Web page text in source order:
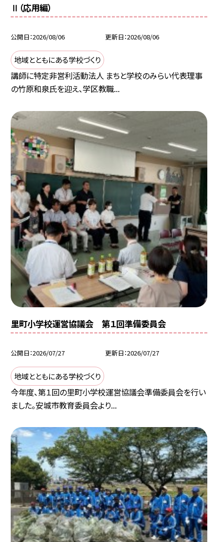
Ⅱ（応用編）
公開日 2026/08/06 更新日 2026/08/06
地域とともにある学校づくり
講師に特定非営利活動法人 まちと学校のみらい代表理事
の竹原和泉氏を迎え、学区教職...
里町小学校運営協議会 第１回準備委員会
公開日 2026/07/27 更新日 2026/07/27
地域とともにある学校づくり
今年度、第１回の里町小学校運営協議会準備委員会を行い
ました。安城市教育委員会より...